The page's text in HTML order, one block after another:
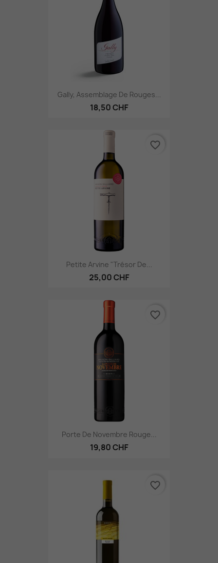
Gally, Assemblage De Rouges...
18,50 CHF
Petite Arvine "Trésor De...
25,00 CHF
favorite_border
Porte De Novembre Rouge...
19,80 CHF
favorite_border
favorite_border